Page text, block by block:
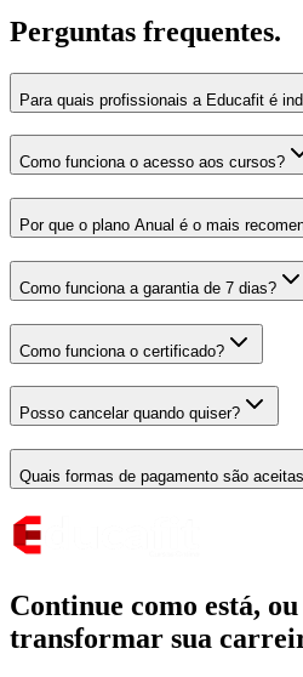
Perguntas frequentes.
Para quais profissionais a Educafit é
Como funciona o acesso aos cursos?
Por que o plano Anual é o mais
Como funciona a garantia de 7 dias?
Como funciona o certificado?
Posso cancelar quando quiser?
Quais formas de pagamento são
Continue como está,
transformar sua